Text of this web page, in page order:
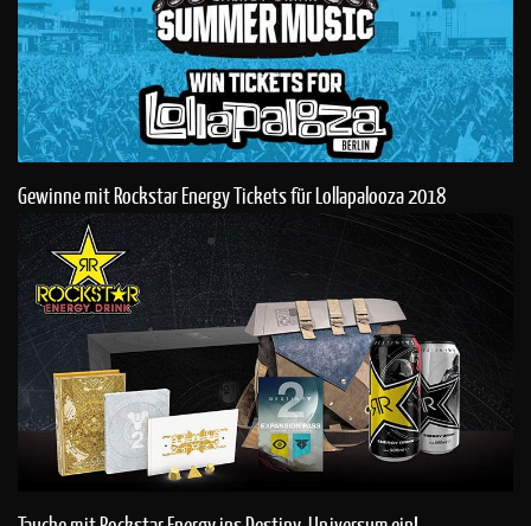
Gewinne mit Rockstar Energy Tickets für Lollapalooza 2018